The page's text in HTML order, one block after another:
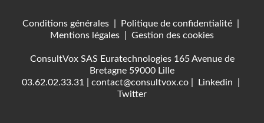
Conditions générales Politique de confidentialité
Mentions légales
Gestion des cookies
ConsultVox SAS Euratechnologies 165 Avenue de
Bretagne 59000 Lille
03.62.02.33.31
contact@consultvox.co Linkedin
Twitter